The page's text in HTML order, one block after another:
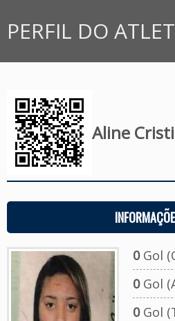
PERFIL DO
Aline
0Gol
0Gol
0Gol